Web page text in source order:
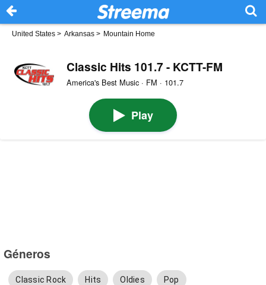
United States > Arkansas > Mountain Home
Classic Hits 101.7 - KCTT-FM
America's Best Music · FM · 101.7
Play
Géneros
Classic Rock Hits Oldies Pop